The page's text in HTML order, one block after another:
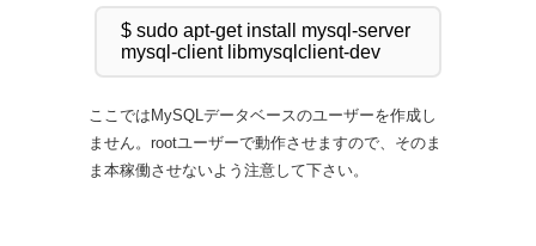
$ sudo apt-get install mysql-server
ここではMySQLデータベースのユーザーを作成し
ません。rootユーザーで動作させますので、そのま
ま本稼働させないよう注意して下さい。